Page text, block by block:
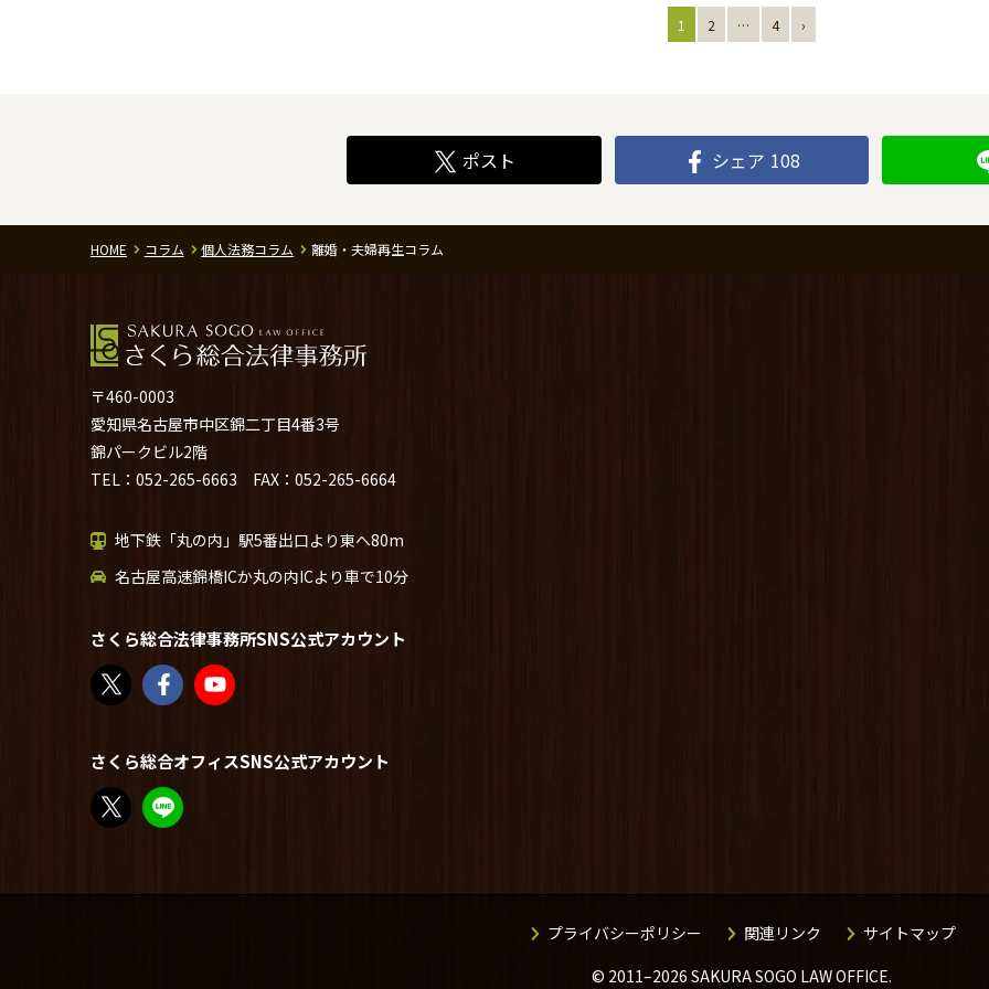
1 2 … 4 ›
ポスト シェア 108
HOME コラム 個人法務コラム 離婚・夫婦再生コラム
〒460-0003
愛知県名古屋市中区錦二丁目4番3号
錦パークビル2階
TEL： 052-265-6663 FAX：052-265-6664
地下鉄「丸の内」駅5番出口より東へ80m
名古屋高速錦橋ICか丸の内ICより車で10分
さくら総合法律事務所SNS公式アカウント
さくら総合法律事務所（@sakurasogolaw）さん / X
さくら総合法律事務所 | Facebook
さくら総合法律事務所 - YouTube
さくら総合オフィスSNS公式アカウント
FP竹内美土璃（@fpsakurasogo）さん / X
教えてみどり先生【公式LINE】
プライバシーポリシー 関連リンク
サイトマップ
© 2011–2026 SAKURA SOGO LAW OFFICE.